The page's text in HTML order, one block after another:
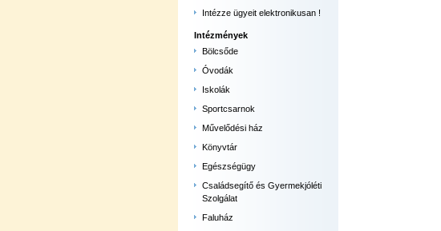
Intézze ügyeit elektronikusan !
Intézmények
Bölcsőde
Óvodák
Iskolák
Sportcsarnok
Művelődési ház
Könyvtár
Egészségügy
Családsegítő és Gyermekjóléti
Szolgálat
Faluház